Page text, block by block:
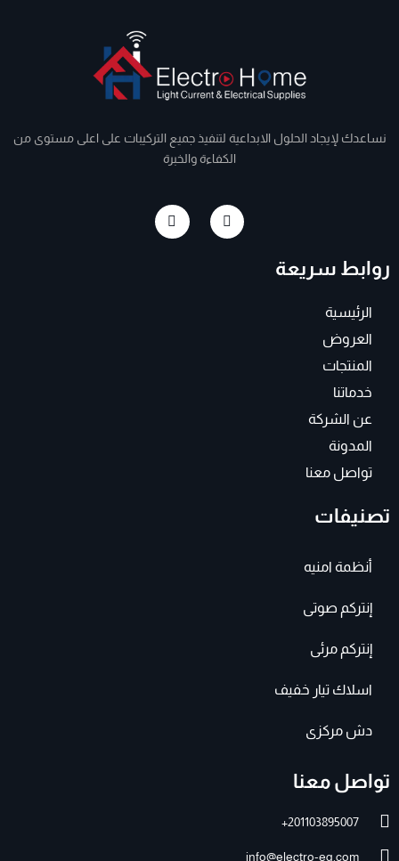
نساعدك لإيجاد الحلول الابداعية لتنفيذ جميع التركيبات على اعلى مستوى من
الكفاءة والخبرة
F
a
c
I
n
s
روابط سريعة
الرئيسية
العروض
المنتجات
خدماتنا
عن الشركة
المدونة
تواصل معنا
تصنيفات
أنظمة امنيه
إنتركم صوتى
إنتركم مرئى
اسلاك تيار خفيف
دش مركزى
تواصل معنا
201103895007+
info@electro-eg.com